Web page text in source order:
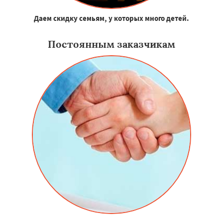
Даем скидку семьям, у которых много детей.
Постоянным заказчикам